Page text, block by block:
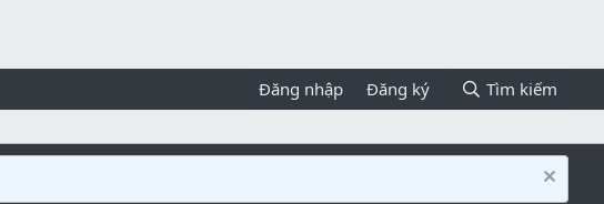
Đăng nhập Đăng ký Tìm kiếm